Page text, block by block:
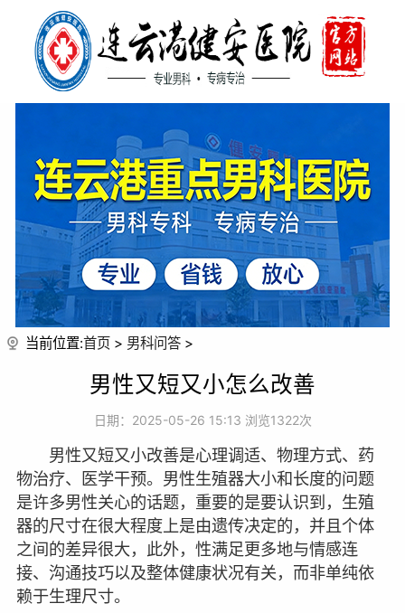
当前位置:首页 > 男科问答 >
男性又短又小怎么改善
日期：2025-05-26 15:13 浏览1322次
男性又短又小改善是心理调适、物理方式、药
物治疗、医学干预。男性生殖器大小和长度的问题
是许多男性关心的话题，重要的是要认识到，生殖
器的尺寸在很大程度上是由遗传决定的，并且个体
之间的差异很大，此外，性满足更多地与情感连
接、沟通技巧以及整体健康状况有关，而非单纯依
赖于生理尺寸。